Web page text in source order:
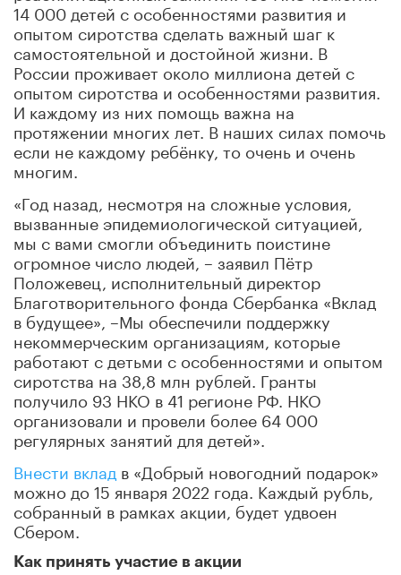
14 000 детей с особенностями развития и
опытом сиротства сделать важный шаг к
самостоятельной и достойной жизни. В
России проживает около миллиона детей с
опытом сиротства и особенностями развития.
И каждому из них помощь важна на
протяжении многих лет. В наших силах помочь
если не каждому ребёнку, то очень и очень
многим.
«Год назад, несмотря на сложные условия,
вызванные эпидемиологической ситуацией,
мы с вами смогли объединить поистине
огромное число людей, – заявил Пётр
Положевец, исполнительный директор
Благотворительного фонда Сбербанка «Вклад
в будущее», –Мы обеспечили поддержку
некоммерческим организациям, которые
работают с детьми с особенностями и опытом
сиротства на 38,8 млн рублей. Гранты
получило 93 НКО в 41 регионе РФ. НКО
организовали и провели более 64 000
регулярных занятий для детей».
Внести вклад в «Добрый новогодний подарок»
можно до 15 января 2022 года. Каждый рубль,
собранный в рамках акции, будет удвоен
Сбером.
Как принять участие в акции